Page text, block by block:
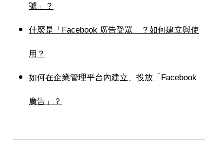
號」？
什麼是「Facebook 廣告受眾」？如何建立與使
用？
如何在企業管理平台內建立、投放「Facebook
廣告」？